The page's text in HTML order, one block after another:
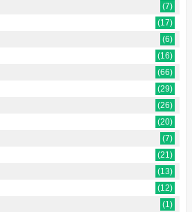
(7)
(17)
(6)
(16)
(66)
(29)
(26)
(20)
(7)
(21)
(13)
(12)
(1)